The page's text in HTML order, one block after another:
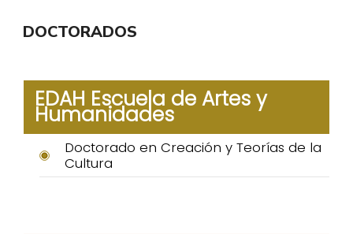
DOCTORADOS
EDAH Escuela de Artes y
Humanidades
Doctorado en Creación y Teorías de la
Cultura